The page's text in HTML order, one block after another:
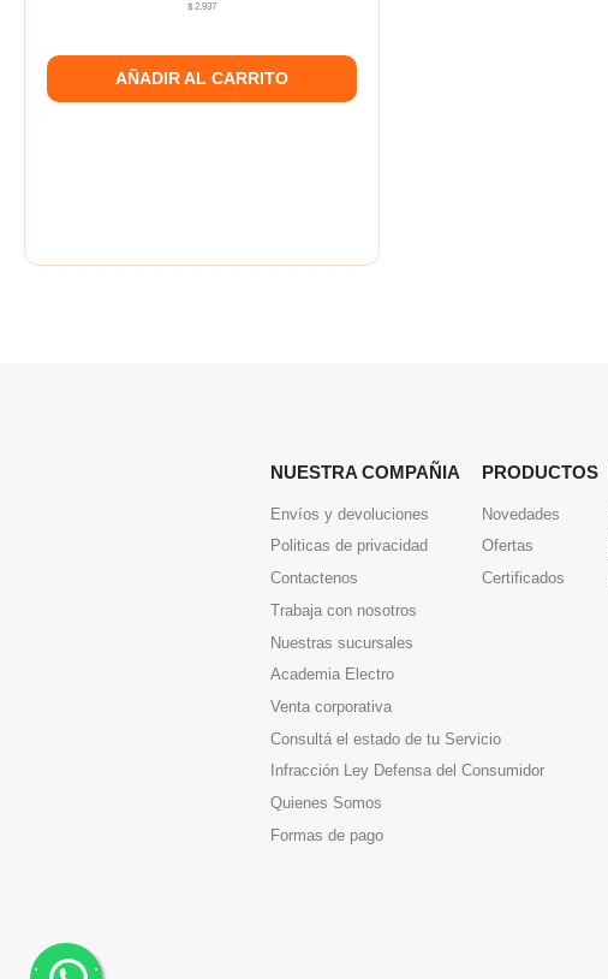
$ 2.937
AÑADIR AL CARRITO
NUESTRA COMPAÑIA
Envíos y devoluciones
Politicas de privacidad
Contactenos
Trabaja con nosotros
Nuestras sucursales
Academia Electro
Venta corporativa
Consultá el estado de tu Servicio
Infracción Ley Defensa del Consumidor
Quienes Somos
Formas de pago
PRODUCTOS
Novedades
Ofertas
Certificados
. .